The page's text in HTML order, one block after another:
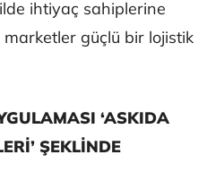
ihtiyaç sahiplerine
marketler güçlü bir lojistik
‘ASKIDA
ŞEKLİNDE